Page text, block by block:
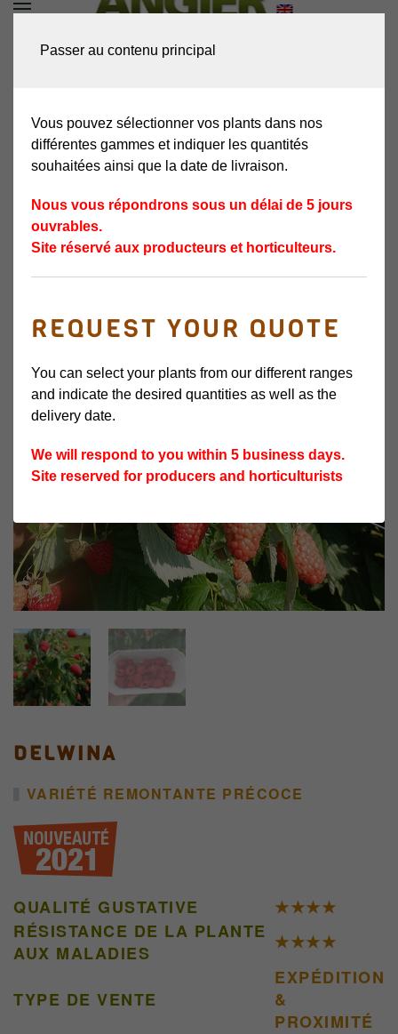
Passer au contenu principal
DELWINA
VARIÉTÉ REMONTANTE PRÉCOCE
QUALITÉ GUSTATIVE ★★★★
RÉSISTANCE DE LA PLANTE
AUX MALADIES
★★★★
TYPE DE VENTE
EXPÉDITION
&
PROXIMITÉ
DEMANDEZ VOTRE
Vous pouvez sélectionner vos plants dans nos
différentes gammes et indiquer les quantités
souhaitées ainsi que la date de livraison.
Nous vous répondrons sous un délai de 5 jours
ouvrables.
Site réservé aux producteurs et horticulteurs.
REQUEST YOUR QUOTE
You can select your plants from our different ranges
and indicate the desired quantities as well as the
delivery date.
We will respond to you within 5 business days.
Site reserved for producers and horticulturists